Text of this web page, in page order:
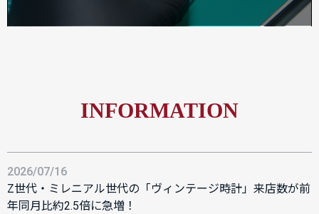
INFORMATION
2026/07/16
Z世代・ミレニアル世代の「ヴィンテージ時計」来店数が前
年同月比約2.5倍に急増！